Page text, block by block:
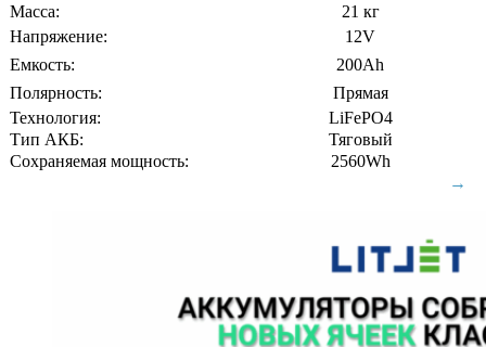
Масса:
21 кг
Напряжение:
12V
Емкость:
200Ah
Полярность:
Прямая
Технология:
LiFePO4
Тип АКБ:
Тяговый
Сохраняемая мощность:
2560Wh